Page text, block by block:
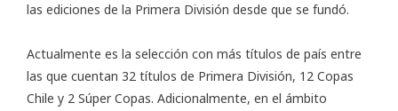
las ediciones de la Primera División desde que se fundó.
Actualmente es la selección con más títulos de país entre
las que cuentan 32 títulos de Primera División, 12 Copas
Chile y 2 Súper Copas. Adicionalmente, en el ámbito